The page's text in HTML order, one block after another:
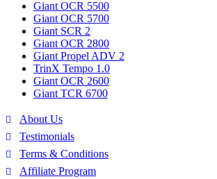
Giant OCR 5500
Giant OCR 5700
Giant SCR 2
Giant OCR 2800
Giant Propel ADV 2
TrinX Tempo 1.0
Giant OCR 2600
Giant TCR 6700
About Us
Testimonials
Terms & Conditions
Affiliate Program